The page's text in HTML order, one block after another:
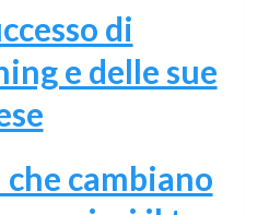
di
e delle sue
cambiano